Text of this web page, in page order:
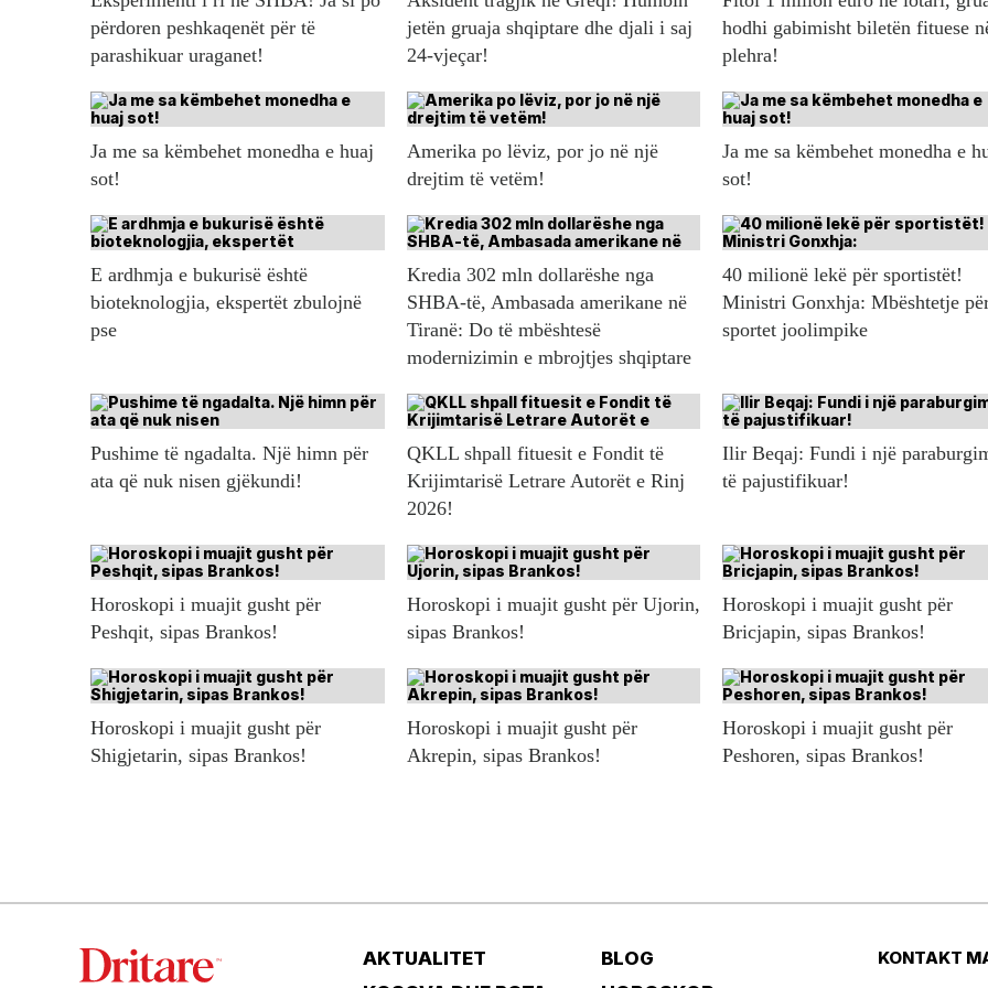
përdoren peshkaqenët për të
parashikuar uraganet!
jetën gruaja shqiptare dhe djali i saj
24-vjeçar!
hodhi gabimisht biletën fituese
plehra!
Ja me sa këmbehet monedha e huaj
sot!
Amerika po lëviz, por jo në një
drejtim të vetëm!
Ja me sa këmbehet monedha e
sot!
E ardhmja e bukurisë është
bioteknologjia, ekspertët zbulojnë
pse
Kredia 302 mln dollarëshe nga
SHBA-të, Ambasada amerikane në
Tiranë: Do të mbështesë
modernizimin e mbrojtjes shqiptare
40 milionë lekë për sportistët!
Ministri Gonxhja: Mbështetje
sportet joolimpike
Pushime të ngadalta. Një himn për
ata që nuk nisen gjëkundi!
QKLL shpall fituesit e Fondit të
Krijimtarisë Letrare Autorët e Rinj
2026!
Ilir Beqaj: Fundi i një
të pajustifikuar!
Horoskopi i muajit gusht për
Peshqit, sipas Brankos!
Horoskopi i muajit gusht për Ujorin,
sipas Brankos!
Horoskopi i muajit gusht për
Bricjapin, sipas Brankos!
Horoskopi i muajit gusht për
Shigjetarin, sipas Brankos!
Horoskopi i muajit gusht për
Akrepin, sipas Brankos!
Horoskopi i muajit gusht për
Peshoren, sipas Brankos!
AKTUALITET
BLOG
KONTAKT